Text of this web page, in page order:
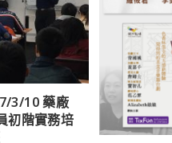
3/10 藥廠
初階實務培